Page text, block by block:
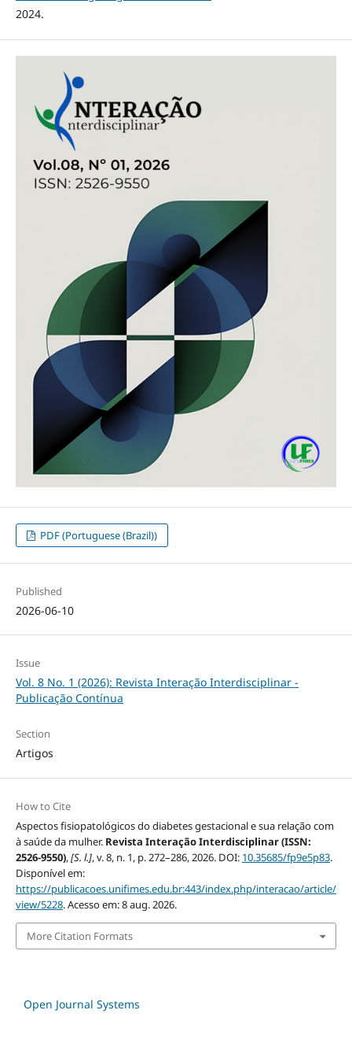
2024.
PDF (Portuguese (Brazil))
Published
2026-06-10
Issue
Vol. 8 No. 1 (2026): Revista Interação Interdisciplinar -
Publicação Contínua
Section
Artigos
How to Cite
Aspectos fisiopatológicos do diabetes gestacional e sua relação com
à saúde da mulher. Revista Interação Interdisciplinar (ISSN:
2526-9550),[S. l.], v. 8, n. 1, p. 272–286, 2026. DOI: 10.35685/fp9e5p83.
Disponível em:
https://publicacoes.unifimes.edu.br:443/index.php/interacao/article/
view/5228. Acesso em: 8 aug. 2026.
More Citation Formats
Open Journal Systems